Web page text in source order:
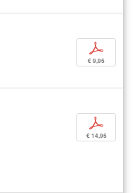
p
€ 9,95
p
€ 14,95